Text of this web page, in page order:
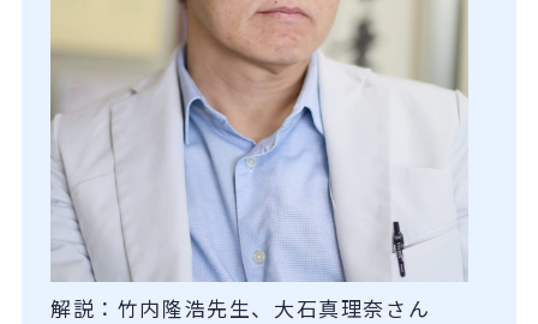
解説：竹内隆浩先生、大石真理奈さん